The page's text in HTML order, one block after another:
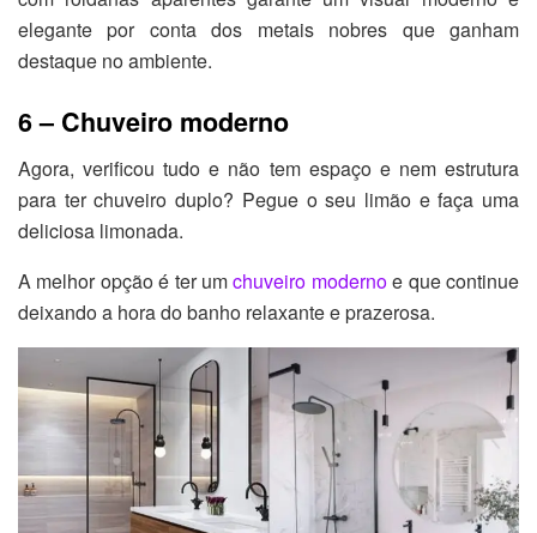
elegante por conta dos metais nobres que ganham
destaque no ambiente.
6 – Chuveiro moderno
Agora, verificou tudo e não tem espaço e nem estrutura
para ter chuveiro duplo? Pegue o seu limão e faça uma
deliciosa limonada.
A melhor opção é ter umchuveiro modernoe que continue
deixando a hora do banho relaxante e prazerosa.